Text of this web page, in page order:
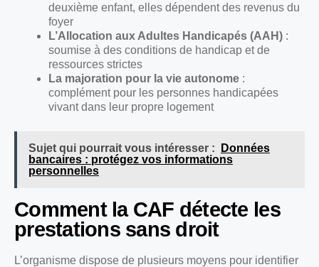
deuxième enfant, elles dépendent des revenus du
foyer
L’Allocation aux Adultes Handicapés (AAH) :
soumise à des conditions de handicap et de
ressources strictes
La majoration pour la vie autonome :
complément pour les personnes handicapées
vivant dans leur propre logement
Sujet qui pourrait vous intéresser :
Données
bancaires : protégez vos informations
personnelles
Comment la CAF détecte les
prestations sans droit
L’organisme dispose de plusieurs moyens pour identifier